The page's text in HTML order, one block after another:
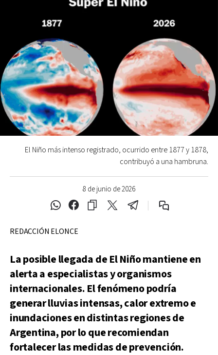
8 de junio de 2026
El Niño más intenso registrado, ocurrido entre 1877 y 1878,
contribuyó a una hambruna.
REDACCIÓN ELONCE
La posible llegada de El Niño mantiene en
alerta a especialistas y organismos
internacionales. El fenómeno podría
generar lluvias intensas, calor extremo e
inundaciones en distintas regiones de
Argentina, por lo que recomiendan
fortalecer las medidas de prevención.